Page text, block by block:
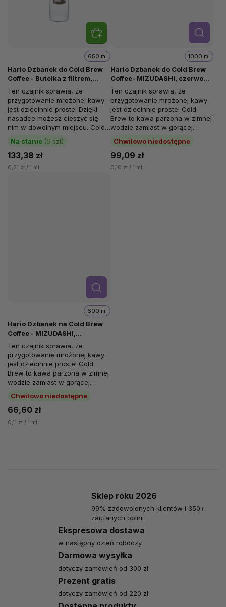
Hario Dzbanek do Cold Brew
Coffee - Butelka z filtrem,
brązowa, 650 ml
Na stanie (6 szt)
650 ml
133,38 zł
0,21 zł / 1 ml
Ten czajnik sprawia, że
przygotowanie mrożonej kawy
jest dziecinnie proste! Dzięki
nasadce możesz cieszyć się
nim w dowolnym miejscu. Cold
Brew to kawa parzona w zimnej
wodzie...
Hario Dzbanek do Cold Brew
Coffee- MIZUDASHI, czerwony,
1000 ml
Chwilowo niedostępne
1000 ml
99,09 zł
0,10 zł / 1 ml
Szcze
góły
Ten czajnik sprawia, że
przygotowanie mrożonej kawy
jest dziecinnie proste! Cold
Brew to kawa parzona w zimnej
wodzie zamiast w gorącej.
zapobiega...
Hario Dzbanek na Cold Brew
Coffee - MIZUDASHI,
czerwony, 600 ml
Chwilowo niedostępne
600 ml
66,60 zł
0,11 zł / 1 ml
Szcze
góły
Ten czajnik sprawia, że
przygotowanie mrożonej kawy
jest dziecinnie proste! Cold
Brew to kawa parzona w zimnej
wodzie zamiast w gorącej.
zapobiega...
Ekspresowa dostawa
w następny dzień roboczy
Darmowa wysyłka
dotyczy zamówień od 300 zł
Prezent gratis
dotyczy zamówień od 220 zł
Sklep roku 2026
99% zadowolonych klientów i 350+
zaufanych opinii